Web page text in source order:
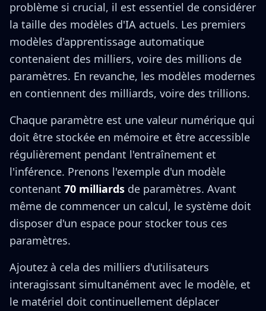
problème si crucial, il est essentiel de considérer
la taille des modèles d'IA actuels. Les premiers
modèles d'apprentissage automatique
contenaient des milliers, voire des millions de
paramètres. En revanche, les modèles modernes
en contiennent des milliards, voire des trillions.
Chaque paramètre est une valeur numérique qui
doit être stockée en mémoire et être accessible
régulièrement pendant l'entraînement et
l'inférence. Prenons l'exemple d'un modèle
contenant 70 milliards de paramètres. Avant
même de commencer un calcul, le système doit
disposer d'un espace pour stocker tous ces
paramètres.
Ajoutez à cela des milliers d'utilisateurs
interagissant simultanément avec le modèle, et
le matériel doit continuellement déplacer